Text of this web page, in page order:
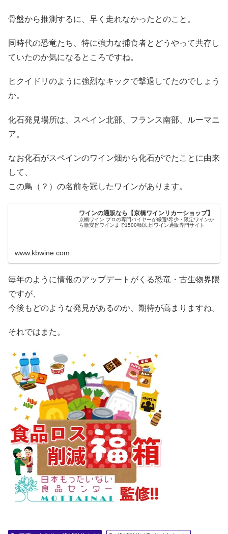
骨盤から推測するに、早く走れなかったとのこと。
同時代の恐竜たち、特に強力な捕食者とどうやって共存し
ていたのか気になるところですね。
ヒクイドリのように強烈なキックで撃退してたのでしょう
か。
化石発見場所は、スペイン北部、フランス南部、ルーマニ
ア。
なお化石がスペインのワイン畑から化石がでたことに由来
して、
この鳥（？）の名前を冠したワインがあります。
ワインの通販なら【京橋ワインリカーショップ】
京橋ワイン プロの専門バイヤーが厳選!希少・限定ワインか
ら激安旨ワインまで1500種以上!ワイン通販専門サイト
www.kbwine.com
毎年のように情報のアップデートがくる恐竜・古生物界隈
ですが、
今後もどのような発見があるのか、期待が高まりますね。
それではまた。